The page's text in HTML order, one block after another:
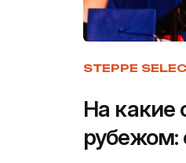
STEPPE
На какие